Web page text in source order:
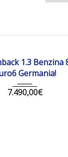
1.3 Benzina
Germania!
7.490,00€